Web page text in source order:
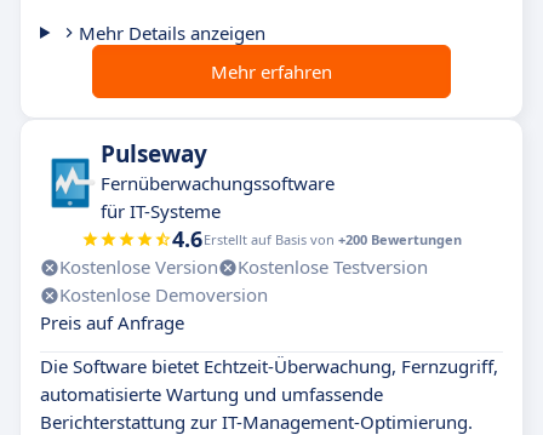
Mehr Details anzeigen
Mehr erfahren
Pulseway
Fernüberwachungssoftware
für IT-Systeme
4.6Erstellt auf Basis von +200 Bewertungen
Kostenlose Version
Kostenlose Testversion
Kostenlose Demoversion
Preis auf Anfrage
Die Software bietet Echtzeit-Überwachung, Fernzugriff,
automatisierte Wartung und umfassende
Berichterstattung zur IT-Management-Optimierung.